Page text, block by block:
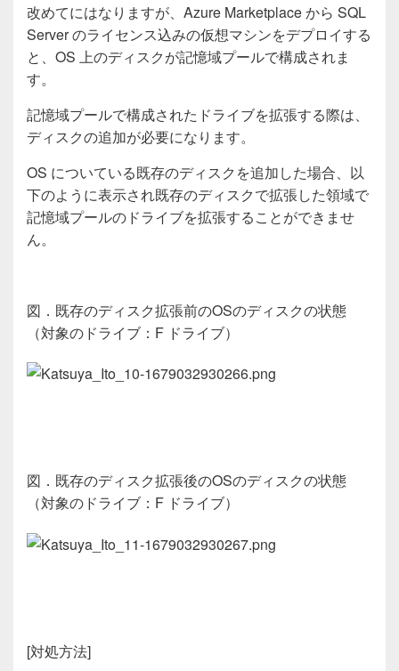
改めてにはなりますが、 Azure Marketplaceから SQL
Serverのライセンス込みの仮想マシンをデプロイする
と、 OS 上のディスクが記憶域プールで構成されま
す。
記憶域プールで構成されたドライブを拡張する際は、
ディスクの追加が必要になります。
OS についている既存のディスクを追加した場合、以
下のように表示され既存のディスクで拡張した領域で
記憶域プールのドライブを拡張することができませ
ん。
図．既存のディスク拡張前のOSのディスクの状態
（対象のドライブ： F ドライブ）
図．既存のディスク拡張後のOSのディスクの状態
（対象のドライブ： F ドライブ）
[対処方法]